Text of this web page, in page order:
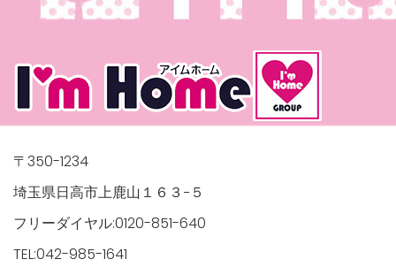
〒350-1234
埼玉県日高市上鹿山１６３−５
フリーダイヤル:0120-851-640
TEL:042-985-1641